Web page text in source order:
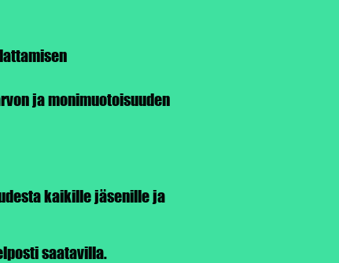
ja monimuotoisuuden
kaikille jäsenille ja
saatavilla.